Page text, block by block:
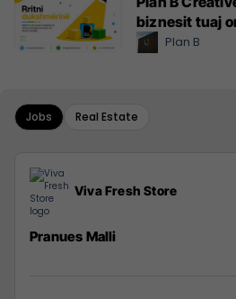
biznesit tuaj
Plan B
Jobs Real Estate
Viva Fresh Store
Pranues Malli